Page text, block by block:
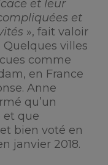
et leur
et
», fait valoir
villes
comme
en France
Anne
qu’un
et que
bien voté en
janvier 2018.